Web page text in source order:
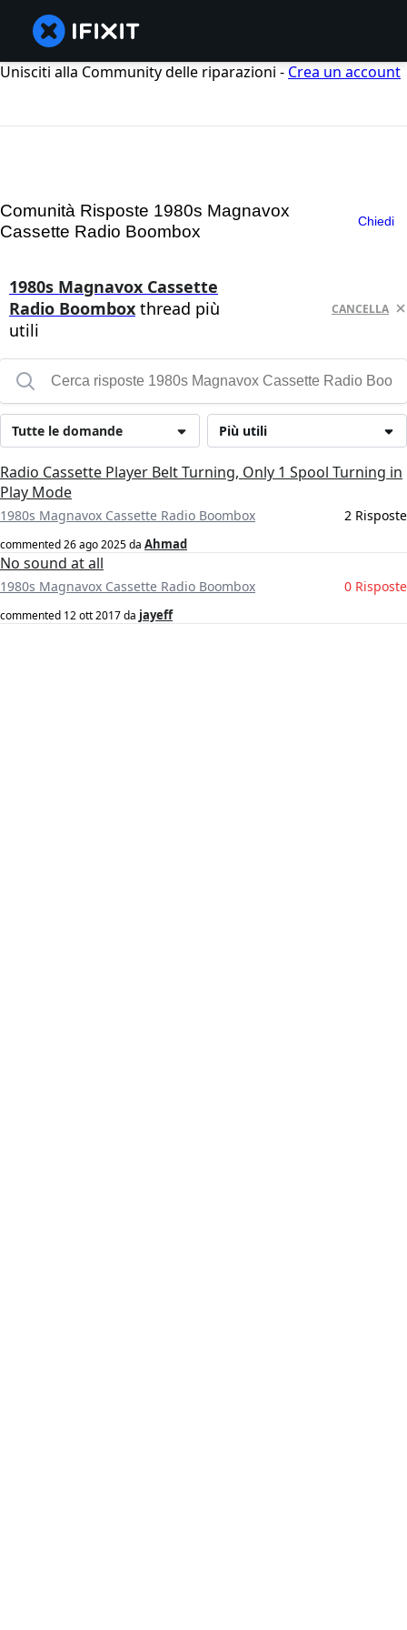
Unisciti alla Community delle riparazioni - Crea un account
Comunità Risposte 1980s Magnavox
Cassette Radio Boombox
Chiedi
1980s Magnavox Cassette
Radio Boombox thread più
utili
CANCELLA
Più utili
Tutte le domande
Radio Cassette Player Belt Turning, Only 1 Spool Turning in
Play Mode
1980s Magnavox Cassette Radio Boombox 2 Risposte
commented26 ago 2025da Ahmad
No sound at all
1980s Magnavox Cassette Radio Boombox 0 Risposte
commented 12 ott 2017da jayeff